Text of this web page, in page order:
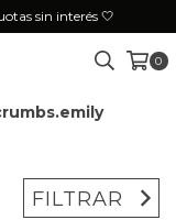
sin interés 🤍
0
FILTRAR